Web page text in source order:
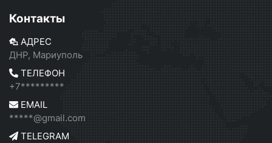
Контакты
АДРЕС
ДНР, Мариуполь
ТЕЛЕФОН
+7*********
EMAIL
*****@gmail.com
TELEGRAM